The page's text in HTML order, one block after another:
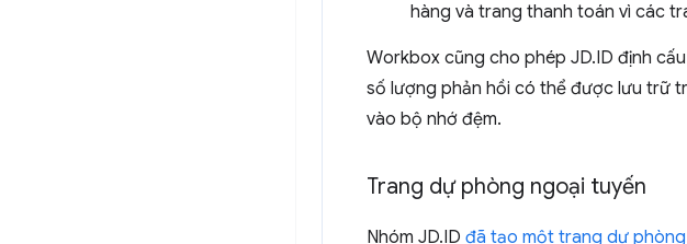
hàng và trang thanh toán vì các
Workbox cũng cho phép JD.ID định
số lượng phản hồi có thể được lưu trữ
vào bộ nhớ đệm.
Trang dự phòng ngoại tuyến
Nhóm JD.ID đã tạo một trang dự